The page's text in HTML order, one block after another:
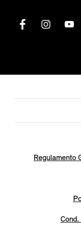
Regulamento
Cond.